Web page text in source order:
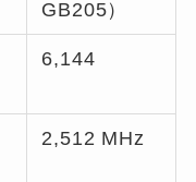
GB205）
6,144
2,512 MHz